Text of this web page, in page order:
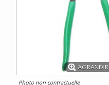
AGRANDIR
Photo non contractuelle